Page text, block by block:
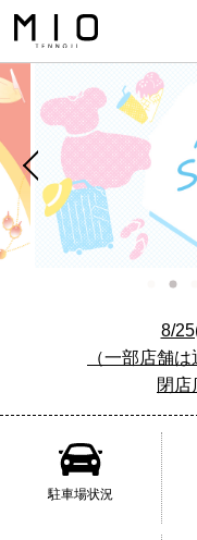
8/
（一部店舗
閉店
駐車場状況